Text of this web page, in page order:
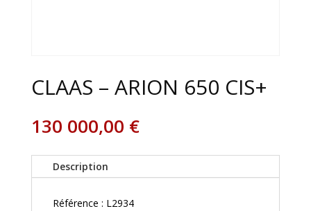
CLAAS – ARION 650 CIS+
130 000,00 €
Description
Référence : L2934